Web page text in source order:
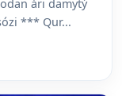
ári damytý
máseleleri jónindegi keńeste sóilegen sózi *** Qur...